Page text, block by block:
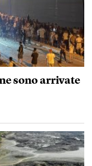
sono arrivate